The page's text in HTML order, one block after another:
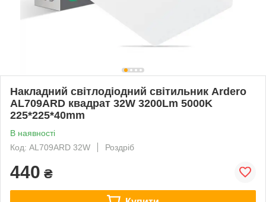
Накладний світлодіодний світильник Ardero
AL709ARD квадрат 32W 3200Lm 5000K
225*225*40mm
В наявності
Код: AL709ARD 32W
Роздріб
440 ₴